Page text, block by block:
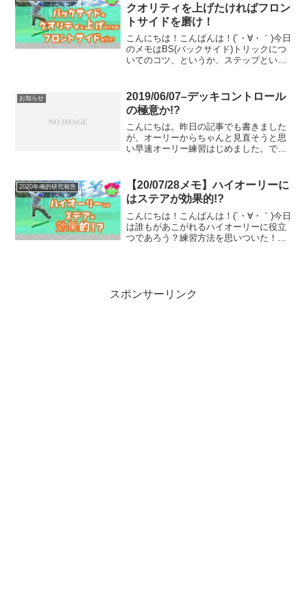
クオリティを上げたければフロン
トサイドを磨け！
こんにちは！こんばんは！(´・∀・｀)今日
のメモはBS(バックサイド)トリックにつ
いてのコツ、というか、ステップという
クを疎かにしてませんか？って話です。
ま...
お知らせ
2019/06/07–デッキコントロール
の極意か!?
こんにちは。昨日の記事でも書きました
が、オーリーからちゃんと見直そうと思
い早速オーリー練習はじめました。で、
を意識して練習しました。そしたらびっ
くり。それをちゃんと意識...
2020年俺的研究報告
【20/07/28メモ】ハイオーリーに
はステアが効果的!?
こんにちは！こんばんは！(´・∀・｀)今日
は誰もがあこがれるハイオーリーに役立
つであろう？練習方法を思いついた！的
スポンサーリンク